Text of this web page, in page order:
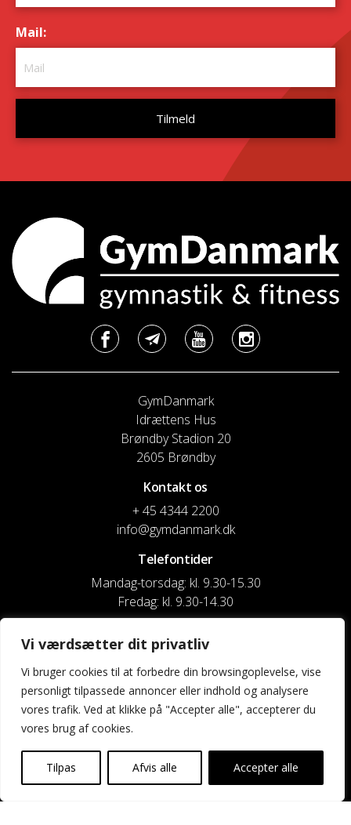
Vi værdsætter dit privatliv
Vi bruger cookies til at forbedre din browsingoplevelse, vise
personligt tilpassede annoncer eller indhold og analysere
vores trafik. Ved at klikke på "Accepter alle", accepterer du
vores brug af cookies.
Tilpas Afvis alle Accepter alle
Mail:
GymDanmark
Idrættens Hus
Brøndby Stadion 20
2605 Brøndby
Kontakt os
+ 45 4344 2200
info@gymdanmark.dk
Telefontider
Mandag-torsdag: kl. 9.30-15.30
Fredag: kl. 9.30-14.30
CVR nr. 20916818
Reg. & Kontonr.: 4180 3119119022
Privatlivspolitik og cookies
Kontakt os
Kalender